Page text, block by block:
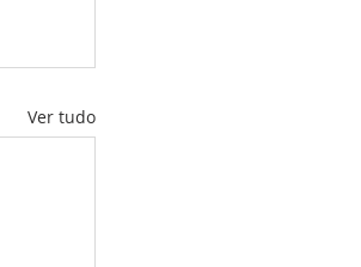
Ver tudo